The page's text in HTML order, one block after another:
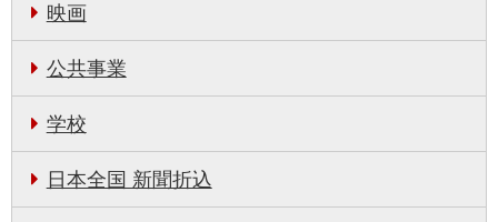
映画
公共事業
学校
日本全国 新聞折込